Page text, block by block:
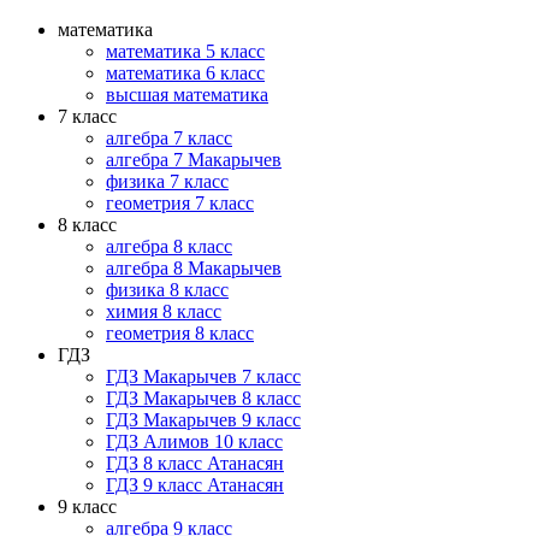
математика
математика 5 класс
математика 6 класс
высшая математика
7 класс
алгебра 7 класс
алгебра 7 Макарычев
физика 7 класс
геометрия 7 класс
8 класс
алгебра 8 класс
алгебра 8 Макарычев
физика 8 класс
химия 8 класс
геометрия 8 класс
ГДЗ
ГДЗ Макарычев 7 класс
ГДЗ Макарычев 8 класс
ГДЗ Макарычев 9 класс
ГДЗ Алимов 10 класс
ГДЗ 8 класс Атанасян
ГДЗ 9 класс Атанасян
9 класс
алгебра 9 класс